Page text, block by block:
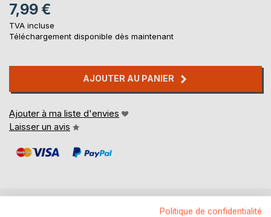
7,99 €
TVA incluse
Téléchargement disponible dès maintenant
AJOUTER AU PANIER
Ajouter à ma liste d'envies
Laisser un avis
Politique de confidentialité